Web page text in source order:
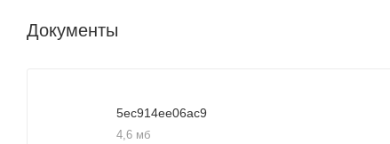
Документы
5ec914ee06ac9
4,6 мб